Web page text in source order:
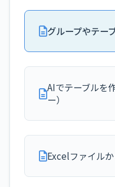
グループやテー
AIでテーブルを
ー）
Excelファイル